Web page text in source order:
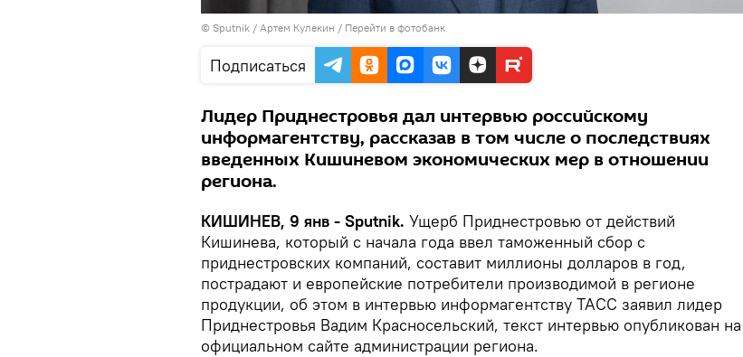
© Sputnik / Артем Кулекин / Перейти в фотобанк
Подписаться
Лидер Приднестровья дал интервью российскому
информагентству, рассказав в том числе о последствиях
введенных Кишиневом экономических мер в отношении
региона.
КИШИНЕВ, 9 янв - Sputnik. Ущерб Приднестровью от действий
Кишинева, который с начала года ввел таможенный сбор с
приднестровских компаний, составит миллионы долларов в год,
пострадают и европейские потребители производимой в регионе
продукции, об этом в интервью информагентству ТАСС заявил лидер
Приднестровья Вадим Красносельский, текст интервью опубликован на
официальном сайте администрации региона.